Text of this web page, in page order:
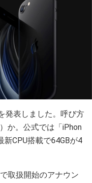
発表しました。呼び方
か。公式では「iPhon
新CPU搭載で64GBが4
取扱開始のアナウン